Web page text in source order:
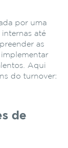
por uma
até
as
Aqui
do turnover:
de